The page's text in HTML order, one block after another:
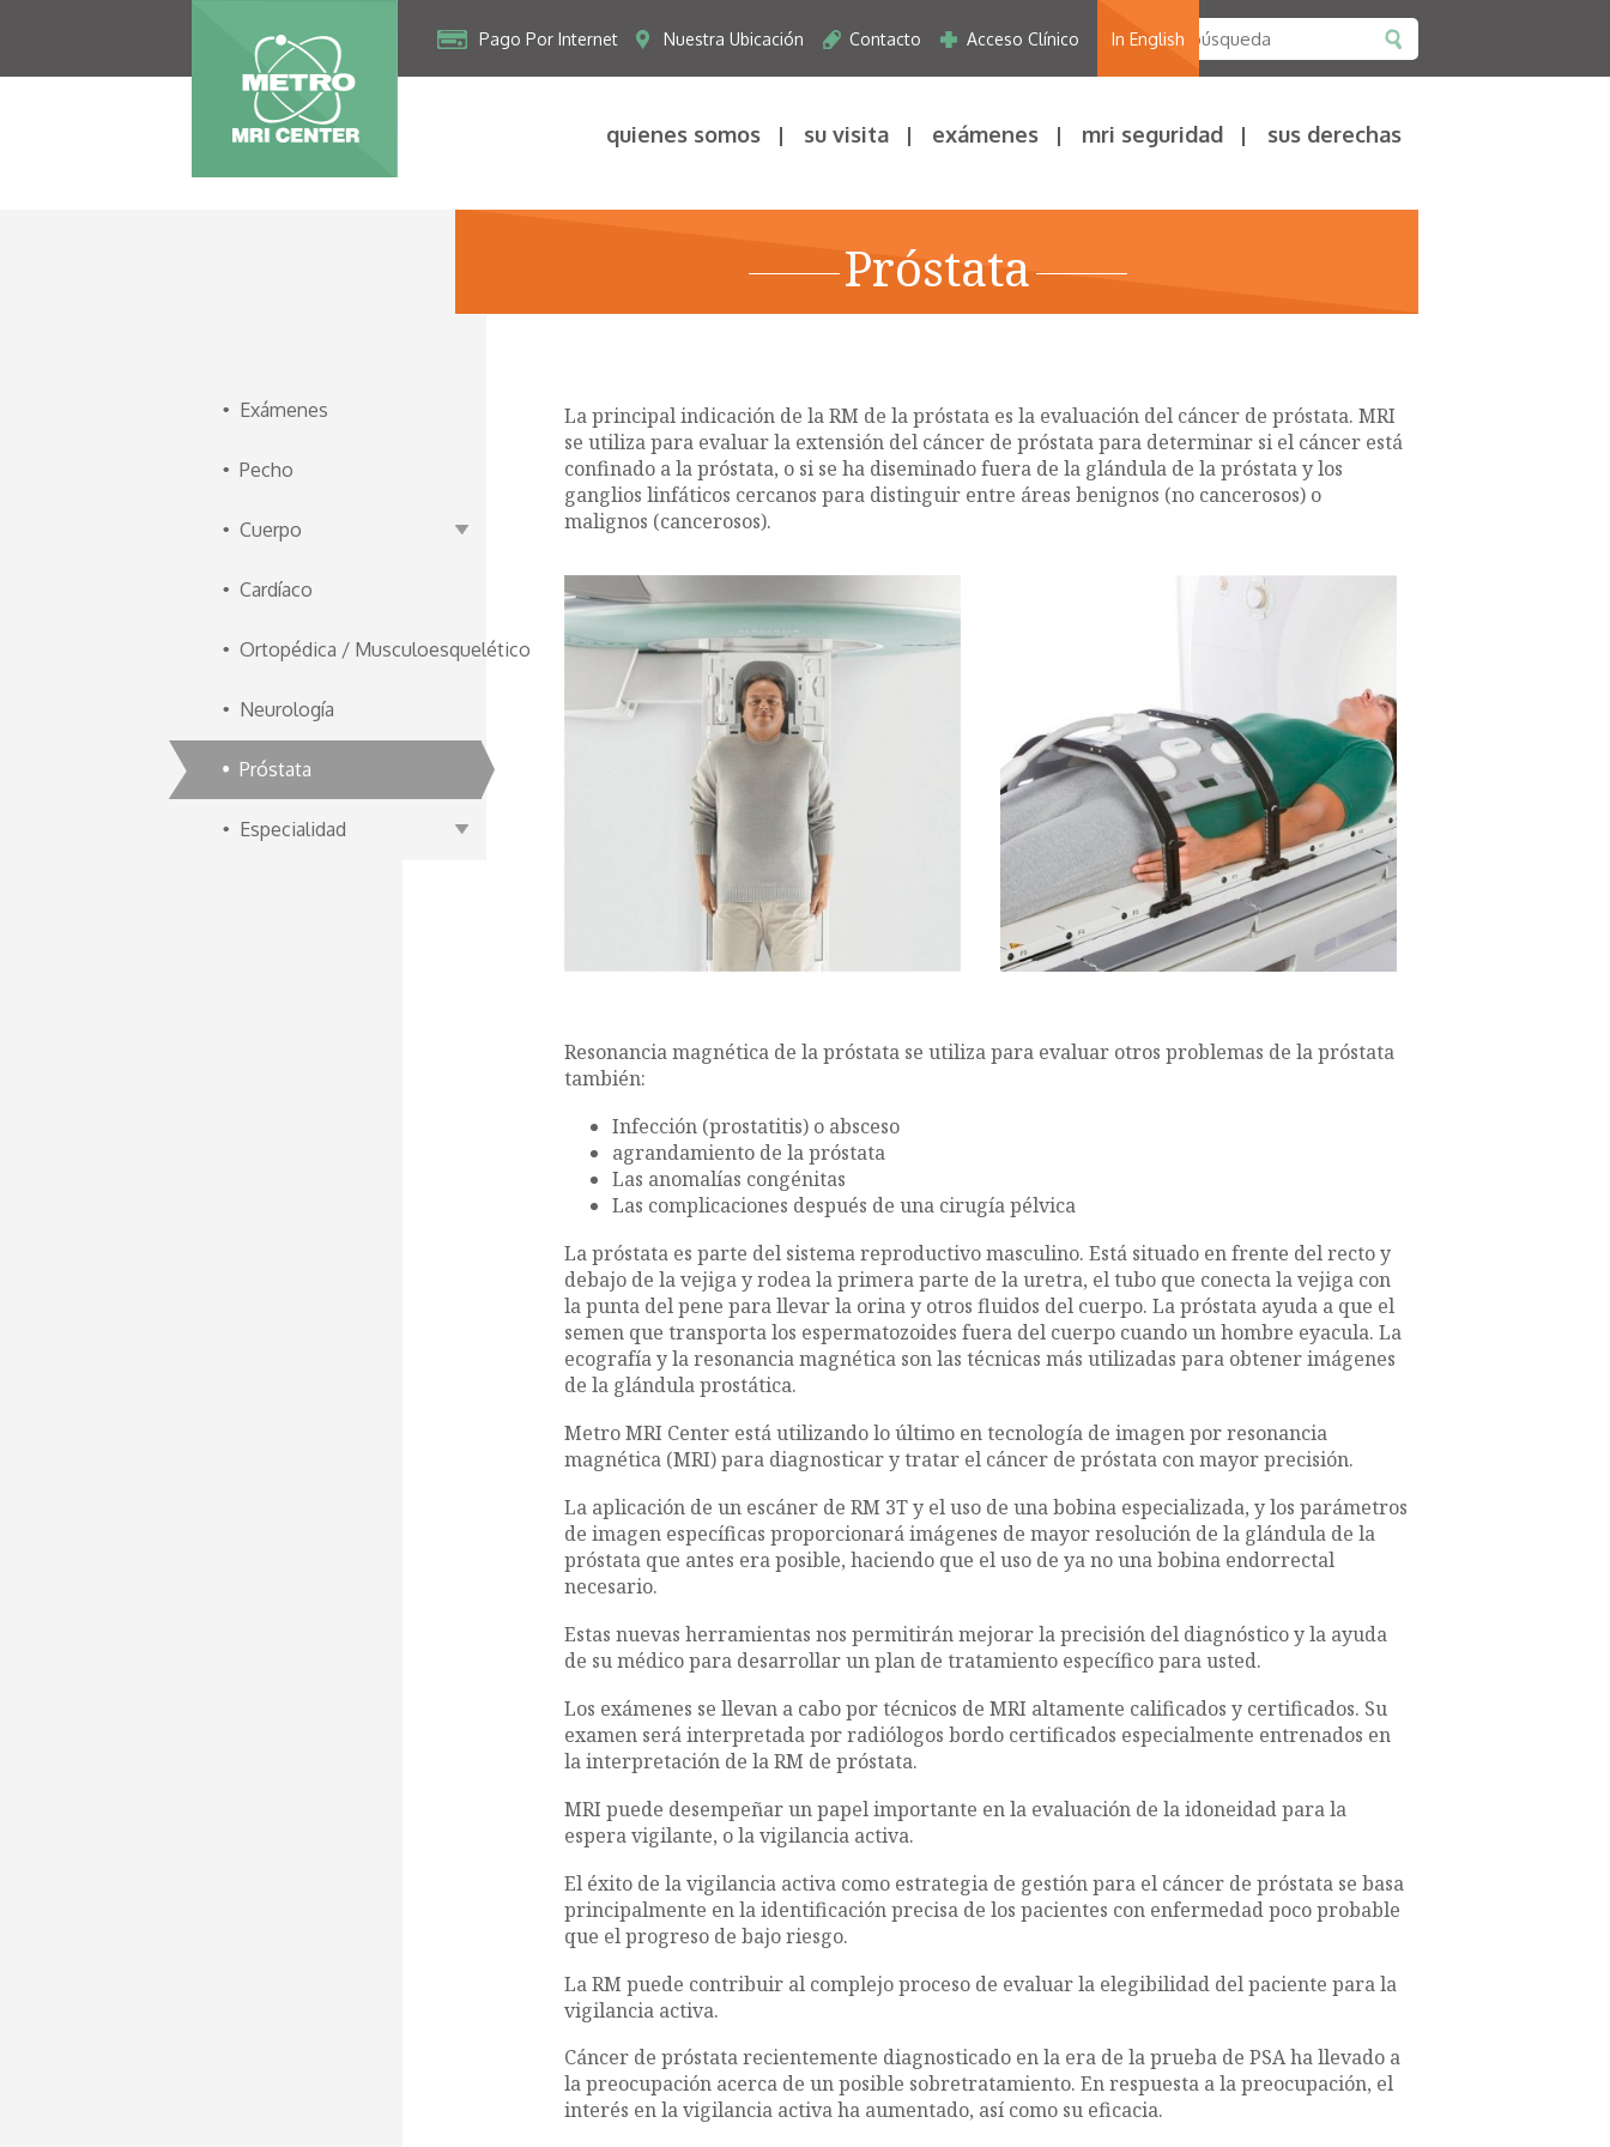
Pago Por Internet Nuestra Ubicación Contacto Acceso Clínico In English
quienes somos su visita exámenes mri seguridad sus derechas
Próstata
Exámenes
Pecho
Cuerpo
Cardíaco
Ortopédica / Musculoesquelético
Neurología
Próstata
Especialidad
La principal indicación de la RM de la próstata es la evaluación del cáncer de próstata. MRI
se utiliza para evaluar la extensión del cáncer de próstata para determinar si el cáncer está
confinado a la próstata, o si se ha diseminado fuera de la glándula de la próstata y los
ganglios linfáticos cercanos para distinguir entre áreas benignos (no cancerosos) o
malignos (cancerosos).
Resonancia magnética de la próstata se utiliza para evaluar otros problemas de la próstata
también:
Infección (prostatitis) o absceso
agrandamiento de la próstata
Las anomalías congénitas
Las complicaciones después de una cirugía pélvica
La próstata es parte del sistema reproductivo masculino. Está situado en frente del recto y
debajo de la vejiga y rodea la primera parte de la uretra, el tubo que conecta la vejiga con
la punta del pene para llevar la orina y otros fluidos del cuerpo. La próstata ayuda a que el
semen que transporta los espermatozoides fuera del cuerpo cuando un hombre eyacula. La
ecografía y la resonancia magnética son las técnicas más utilizadas para obtener imágenes
de la glándula prostática.
Metro MRI Center está utilizando lo último en tecnología de imagen por resonancia
magnética (MRI) para diagnosticar y tratar el cáncer de próstata con mayor precisión.
La aplicación de un escáner de RM 3T y el uso de una bobina especializada, y los parámetros
de imagen específicas proporcionará imágenes de mayor resolución de la glándula de la
próstata que antes era posible, haciendo que el uso de ya no una bobina endorrectal
necesario.
Estas nuevas herramientas nos permitirán mejorar la precisión del diagnóstico y la ayuda
de su médico para desarrollar un plan de tratamiento específico para usted.
Los exámenes se llevan a cabo por técnicos de MRI altamente calificados y certificados. Su
examen será interpretada por radiólogos bordo certificados especialmente entrenados en
la interpretación de la RM de próstata.
MRI puede desempeñar un papel importante en la evaluación de la idoneidad para la
espera vigilante, o la vigilancia activa.
El éxito de la vigilancia activa como estrategia de gestión para el cáncer de próstata se basa
principalmente en la identificación precisa de los pacientes con enfermedad poco probable
que el progreso de bajo riesgo.
La RM puede contribuir al complejo proceso de evaluar la elegibilidad del paciente para la
vigilancia activa.
Cáncer de próstata recientemente diagnosticado en la era de la prueba de PSA ha llevado a
la preocupación acerca de un posible sobretratamiento. En respuesta a la preocupación, el
interés en la vigilancia activa ha aumentado, así como su eficacia.